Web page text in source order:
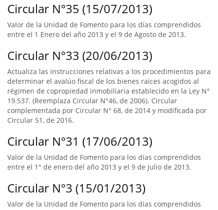
Circular N°35 (15/07/2013)
Valor de la Unidad de Fomento para los días comprendidos
entre el 1 Enero del año 2013 y el 9 de Agosto de 2013.
Circular N°33 (20/06/2013)
Actualiza las instrucciones relativas a los procedimientos para
determinar el avalúo fiscal de los bienes raíces acogidos al
régimen de copropiedad inmobiliaria establecido en la Ley N°
19.537. (Reemplaza Circular N°46, de 2006). Circular
complementada por Circular N° 68, de 2014 y modificada por
Circular 51, de 2016.
Circular N°31 (17/06/2013)
Valor de la Unidad de Fomento para los días comprendidos
entre el 1° de enero del año 2013 y el 9 de julio de 2013.
Circular N°3 (15/01/2013)
Valor de la Unidad de Fomento para los días comprendidos